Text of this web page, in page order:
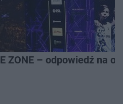
ZONE – odpowiedź na